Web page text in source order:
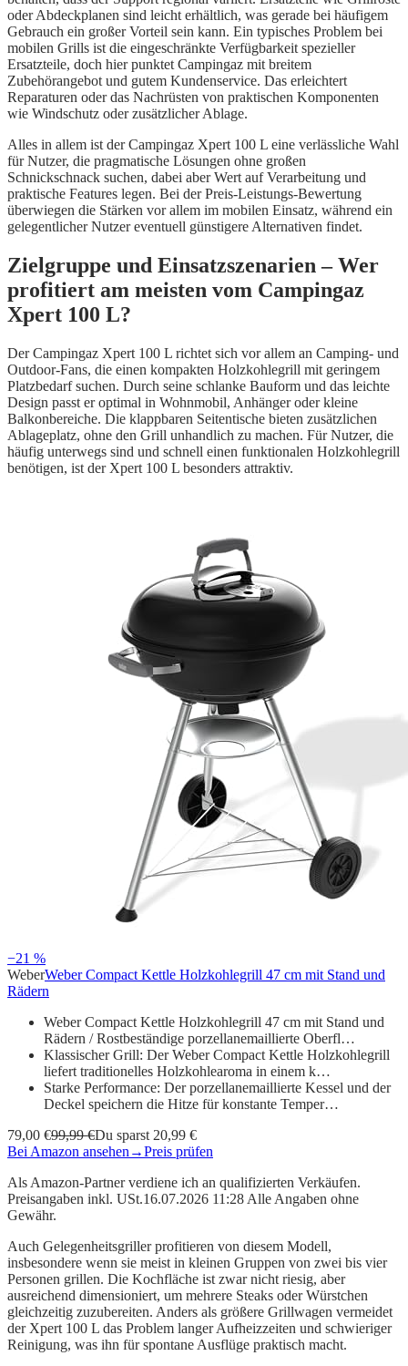
oder Abdeckplanen sind leicht erhältlich, was gerade bei häufigem
Gebrauch ein großer Vorteil sein kann. Ein typisches Problem bei
mobilen Grills ist die eingeschränkte Verfügbarkeit spezieller
Ersatzteile, doch hier punktet Campingaz mit breitem
Zubehörangebot und gutem Kundenservice. Das erleichtert
Reparaturen oder das Nachrüsten von praktischen Komponenten
wie Windschutz oder zusätzlicher Ablage.
Alles in allem ist der Campingaz Xpert 100 L eine verlässliche Wahl
für Nutzer, die pragmatische Lösungen ohne großen
Schnickschnack suchen, dabei aber Wert auf Verarbeitung und
praktische Features legen. Bei der Preis-Leistungs-Bewertung
überwiegen die Stärken vor allem im mobilen Einsatz, während ein
gelegentlicher Nutzer eventuell günstigere Alternativen findet.
Zielgruppe und Einsatzszenarien – Wer
profitiert am meisten vom Campingaz
Xpert 100 L?
Der Campingaz Xpert 100 L richtet sich vor allem an Camping- und
Outdoor-Fans, die einen kompakten Holzkohlegrill mit geringem
Platzbedarf suchen. Durch seine schlanke Bauform und das leichte
Design passt er optimal in Wohnmobil, Anhänger oder kleine
Balkonbereiche. Die klappbaren Seitentische bieten zusätzlichen
Ablageplatz, ohne den Grill unhandlich zu machen. Für Nutzer, die
häufig unterwegs sind und schnell einen funktionalen Holzkohlegrill
benötigen, ist der Xpert 100 L besonders attraktiv.
−21 %
WeberWeber Compact Kettle Holzkohlegrill 47 cm mit Stand und
Rädern
Weber Compact Kettle Holzkohlegrill 47 cm mit Stand und
Rädern / Rostbeständige porzellanemaillierte Oberfl…
Klassischer Grill: Der Weber Compact Kettle Holzkohlegrill
liefert traditionelles Holzkohlearoma in einem k…
Starke Performance: Der porzellanemaillierte Kessel und der
Deckel speichern die Hitze für konstante Temper…
79,00 €99,99 €Du sparst 20,99 €
Bei Amazon ansehen →Preis prüfen
Als Amazon-Partner verdiene ich an qualifizierten Verkäufen.
Preisangaben inkl. USt.16.07.2026 11:28 Alle Angaben ohne
Gewähr.
Auch Gelegenheitsgriller profitieren von diesem Modell,
insbesondere wenn sie meist in kleinen Gruppen von zwei bis vier
Personen grillen. Die Kochfläche ist zwar nicht riesig, aber
ausreichend dimensioniert, um mehrere Steaks oder Würstchen
gleichzeitig zuzubereiten. Anders als größere Grillwagen vermeidet
der Xpert 100 L das Problem langer Aufheizzeiten und schwieriger
Reinigung, was ihn für spontane Ausflüge praktisch macht.